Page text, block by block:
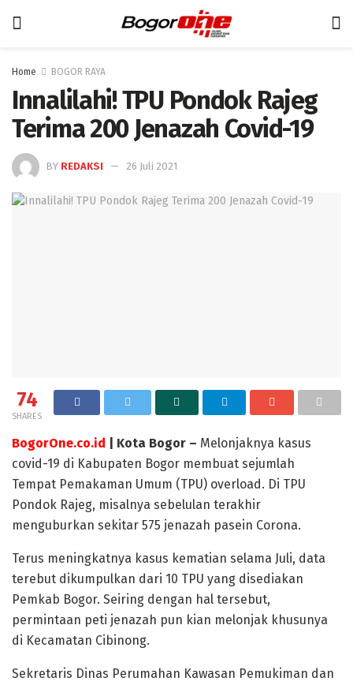
Home BOGOR RAYA
Innalilahi! TPU Pondok Rajeg
Terima 200 Jenazah Covid-19
BY REDAKSI 26 Juli 2021
74
SHARES
BogorOne.co.id | Kota Bogor – Melonjaknya kasus
covid-19 di Kabupaten Bogor membuat sejumlah
Tempat Pemakaman Umum (TPU) overload. Di TPU
Pondok Rajeg, misalnya sebelulan terakhir
menguburkan sekitar 575 jenazah pasein Corona.
Terus meningkatnya kasus kematian selama Juli, data
terebut dikumpulkan dari 10 TPU yang disediakan
Pemkab Bogor. Seiring dengan hal tersebut,
permintaan peti jenazah pun kian melonjak khusunya
di Kecamatan Cibinong.
Sekretaris Dinas Perumahan Kawasan Pemukiman dan